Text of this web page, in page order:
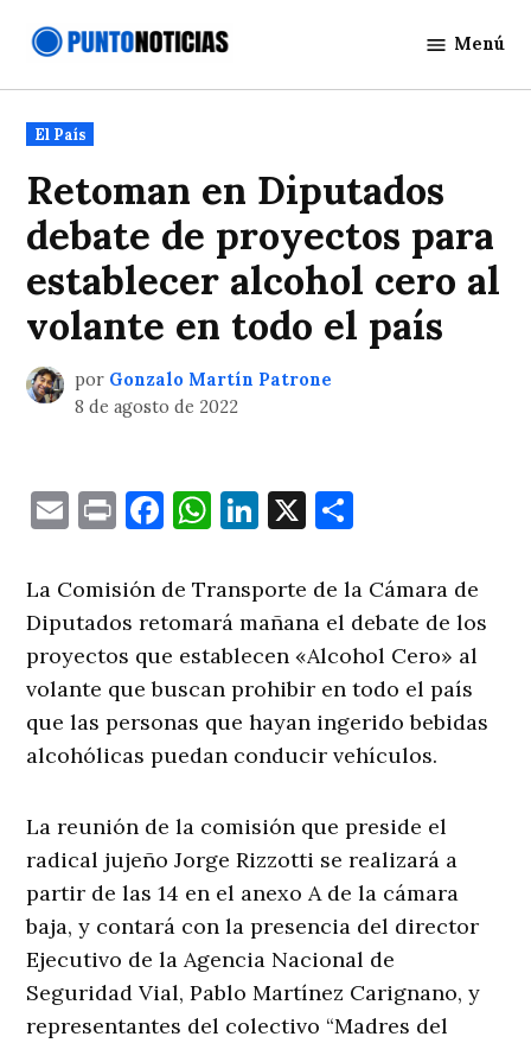
Noticias
Menú
Publicado
en
El País
Retoman en Diputados
debate de proyectos para
establecer alcohol cero al
volante en todo el país
por Gonzalo Martín Patrone
8 de agosto de 2022
EmailPrintFacebook
WhatsApp
LinkedIn
X
La Comisión de Transporte de la Cámara de
Diputados retomará mañana el debate de los
proyectos que establecen «Alcohol Cero» al
volante que buscan prohibir en todo el país
que las personas que hayan ingerido bebidas
alcohólicas puedan conducir vehículos.
La reunión de la comisión que preside el
radical jujeño Jorge Rizzotti se realizará a
partir de las 14 en el anexo A de la cámara
baja, y contará con la presencia del director
Ejecutivo de la Agencia Nacional de
Seguridad Vial, Pablo Martínez Carignano, y
representantes del colectivo “Madres del